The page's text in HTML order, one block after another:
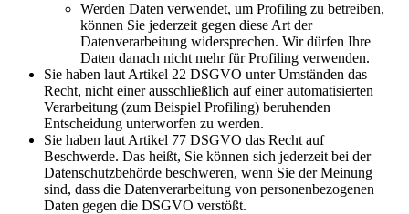
Werden Daten verwendet, um Profiling zu betreiben,
können Sie jederzeit gegen diese Art der
Datenverarbeitung widersprechen. Wir dürfen Ihre
Daten danach nicht mehr für Profiling verwenden.
Sie haben laut Artikel 22 DSGVO unter Umständen das
Recht, nicht einer ausschließlich auf einer automatisierten
Verarbeitung (zum Beispiel Profiling) beruhenden
Entscheidung unterworfen zu werden.
Sie haben laut Artikel 77 DSGVO das Recht auf
Beschwerde. Das heißt, Sie können sich jederzeit bei der
Datenschutzbehörde beschweren, wenn Sie der Meinung
sind, dass die Datenverarbeitung von personenbezogenen
Daten gegen die DSGVO verstößt.